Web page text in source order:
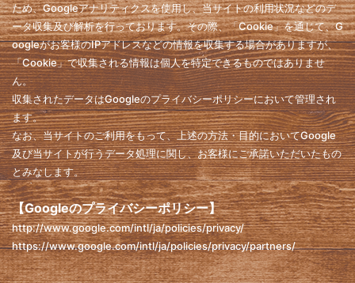
ため、Googleアナリティクスを使用し、当サイトの利用状況などのデ
ータ収集及び解析を行っております。その際、「Cookie」を通じて、G
oogleがお客様のIPアドレスなどの情報を収集する場合がありますが、
「Cookie」で収集される情報は個人を特定できるものではありませ
ん。
収集されたデータはGoogleのプライバシーポリシーにおいて管理され
ます。
なお、当サイトのご利用をもって、上述の方法・目的においてGoogle
及び当サイトが行うデータ処理に関し、お客様にご承諾いただいたもの
とみなします。
【Googleのプライバシーポリシー】
http://www.google.com/intl/ja/policies/privacy/
https://www.google.com/intl/ja/policies/privacy/partners/